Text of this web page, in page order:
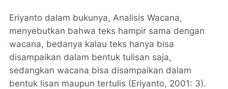
Eriyanto dalam bukunya, Analisis Wacana,
menyebutkan bahwa teks hampir sama dengan
wacana, bedanya kalau teks hanya bisa
disampaikan dalam bentuk tulisan saja,
sedangkan wacana bisa disampaikan dalam
bentuk lisan maupun tertulis (Eriyanto, 2001: 3).